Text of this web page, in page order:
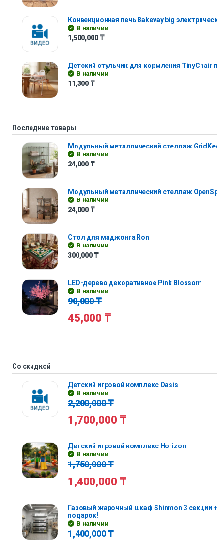
Конвекционная печь Bakevay big
В наличии
1,500,000 ₸
Детский стульчик для кормления TinyChair
В наличии
11,300 ₸
Последние товары
Модульный металлический стеллаж
В наличии
24,000 ₸
Модульный металлический стеллаж
В наличии
24,000 ₸
Стол для маджонга Ron
В наличии
300,000 ₸
LED-дерево декоративное Pink Blossom
В наличии
90,000₸
45,000 ₸
Со скидкой
Детский игровой комплекс Oasis
В наличии
2,200,000₸
1,700,000 ₸
Детский игровой комплекс Horizon
В наличии
1,750,000₸
1,400,000 ₸
Газовый жарочный шкаф Shinmon 3 секции
подарок!
В наличии
1,400,000₸